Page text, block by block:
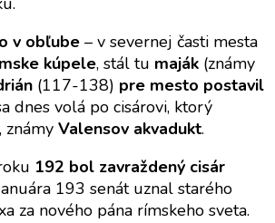
v obľube – v severnej časti mesta
kúpele, stál tu maják (známy
(117-138) pre mesto postavil
dnes volá po cisárovi, ktorý
známy Valensov akvadukt.
192 bol zavraždený cisár
193 senát uznal starého
za nového pána rímskeho sveta.